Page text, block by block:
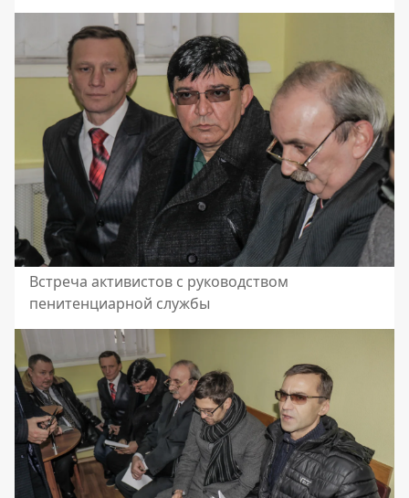
Встреча активистов с руководством
пенитенциарной службы